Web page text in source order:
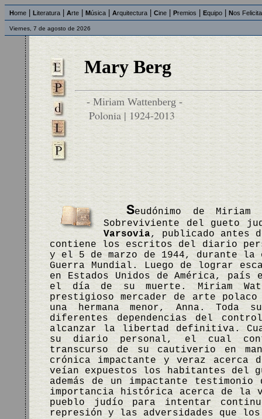
Home Literatura Arte Música Arquitectura Cine Premios Equipo Nos
Viernes, 7 de agosto de 2026
Mary Berg
- Miriam Wattenberg -
Polonia | 1924-2013
Seudónimo de
Sobreviviente del gueto
Varsovia, publicado antes
contiene los escritos del diario
y el 5 de marzo de 1944, durante la
Guerra Mundial. Luego de lograr
en Estados Unidos de América,
el día de su muerte. Miriam
prestigioso mercader de arte polaco
una hermana menor, Anna.
diferentes dependencias del
alcanzar la libertad definitiva.
su diario personal, el cual
transcurso de su cautiverio en
crónica impactante y veraz
veían expuestos los habitantes del
además de un impactante
importancia histórica acerca de la
pueblo judío para intentar
represión y las adversidades que